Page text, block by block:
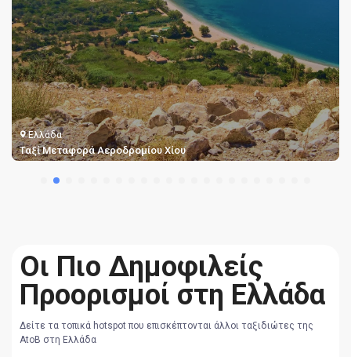
Ελλάδα
Ταξί Μεταφορές από Αεροδρόμιο Σάμου
Οι Πιο Δημοφιλείς
Προορισμοί στη Ελλάδα
Δείτε τα τοπικά hotspot που επισκέπτονται άλλοι ταξιδιώτες της
AtoB στη Ελλάδα